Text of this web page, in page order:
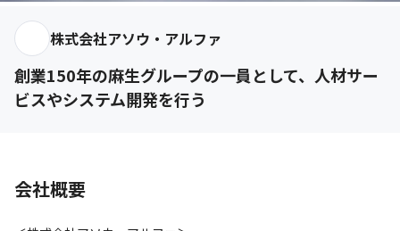
株式会社アソウ・アルファ
創業150年の麻生グループの一員として、人材サー
ビスやシステム開発を行う
会社概要